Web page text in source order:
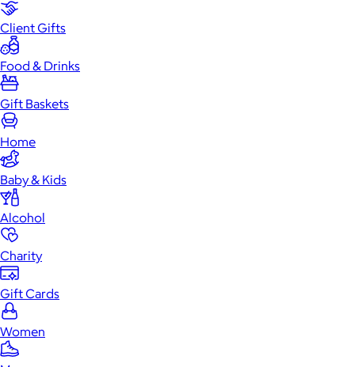
Client Gifts
Food & Drinks
Gift Baskets
Home
Baby & Kids
Alcohol
Charity
Gift Cards
Women